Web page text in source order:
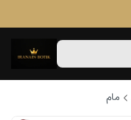
مام